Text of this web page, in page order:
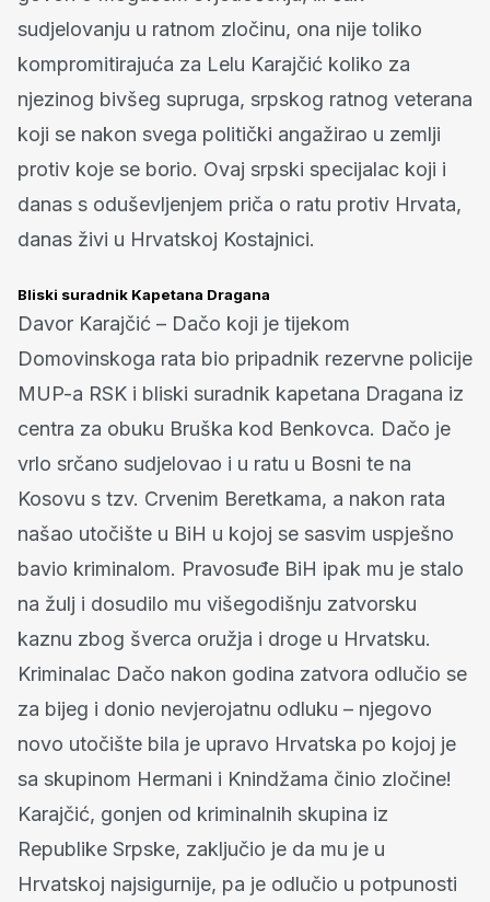
sudjelovanju u ratnom zločinu, ona nije toliko
kompromitirajuća za Lelu Karajčić koliko za
njezinog bivšeg supruga, srpskog ratnog veterana
koji se nakon svega politički angažirao u zemlji
protiv koje se borio. Ovaj srpski specijalac koji i
danas s oduševljenjem priča o ratu protiv Hrvata,
danas živi u Hrvatskoj Kostajnici.
Bliski suradnik Kapetana Dragana
Davor Karajčić – Dačo koji je tijekom
Domovinskoga rata bio pripadnik rezervne policije
MUP-a RSK i bliski suradnik kapetana Dragana iz
centra za obuku Bruška kod Benkovca. Dačo je
vrlo srčano sudjelovao i u ratu u Bosni te na
Kosovu s tzv. Crvenim Beretkama, a nakon rata
našao utočište u BiH u kojoj se sasvim uspješno
bavio kriminalom. Pravosuđe BiH ipak mu je stalo
na žulj i dosudilo mu višegodišnju zatvorsku
kaznu zbog šverca oružja i droge u Hrvatsku.
Kriminalac Dačo nakon godina zatvora odlučio se
za bijeg i donio nevjerojatnu odluku – njegovo
novo utočište bila je upravo Hrvatska po kojoj je
sa skupinom Hermani i Knindžama činio zločine!
Karajčić, gonjen od kriminalnih skupina iz
Republike Srpske, zaključio je da mu je u
Hrvatskoj najsigurnije, pa je odlučio u potpunosti